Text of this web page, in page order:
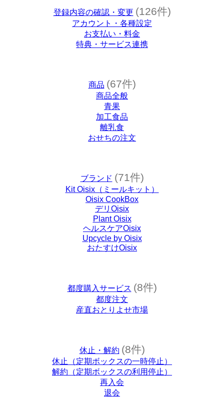
登録内容の確認・変更 (126件)
アカウント・各種設定
お支払い・料金
特典・サービス連携
商品 (67件)
商品全般
青果
加工食品
離乳食
おせちの注文
ブランド (71件)
Kit Oisix（ミールキット）
Oisix CookBox
デリOisix
Plant Oisix
ヘルスケアOisix
Upcycle by Oisix
おたすけOisix
都度購入サービス (8件)
都度注文
産直おとりよせ市場
休止・解約 (8件)
休止（定期ボックスの一時停止）
解約（定期ボックスの利用停止）
再入会
退会